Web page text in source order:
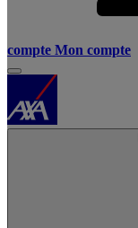
compte Mon compte